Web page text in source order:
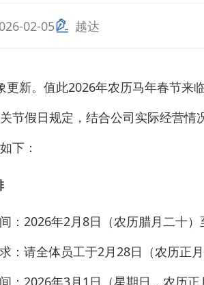
02-05 越达
更新。值此2026年农历马年春节来
节假日规定，结合公司实际经营
下：
：2026年2月8日（农历腊月二十）
：请全体员工于2月28日（农历正
：2026年3月1日（星期日，农历正